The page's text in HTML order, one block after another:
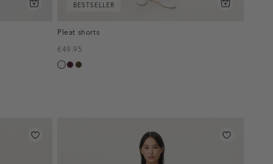
BESTSELLER
Pleat shorts
€49.95
creme,
pruim,
toffee